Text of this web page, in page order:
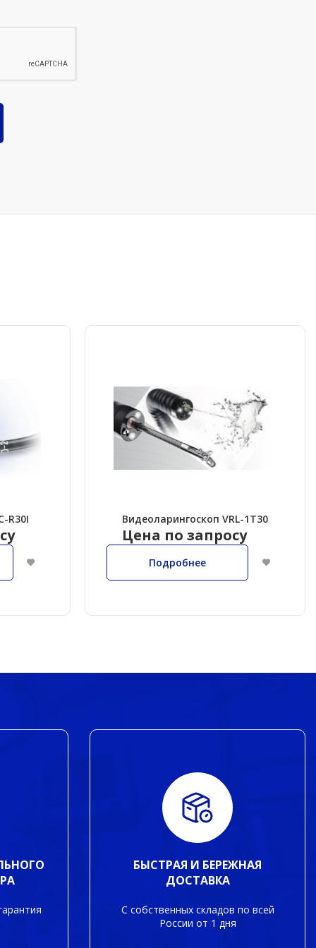
R30I Видеоларингоскоп VRL-1T30
Цена по запросу
Подробнее
БЫСТРАЯ И БЕРЕЖНАЯ
ДОСТАВКА
С собственных складов по всей
России от 1 дня